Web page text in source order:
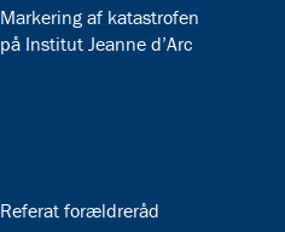
32.17:
Markering af katastrofen
på Institut Jeanne d’Arc
32.23:
Referat forældreråd